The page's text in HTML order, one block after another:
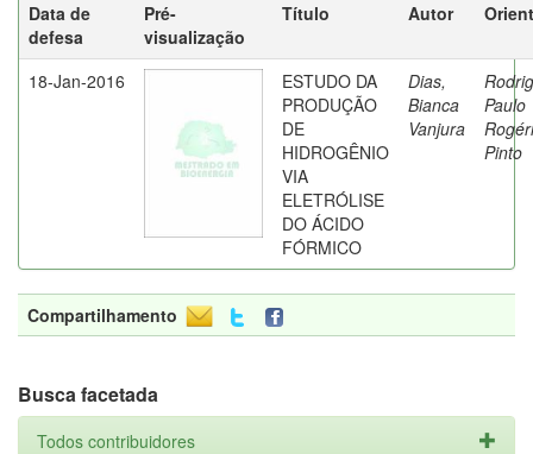
Data de
defesa
Pré-
visualização
Título Autor
18-Jan-2016
ESTUDO DA
PRODUÇÃO
DE
HIDROGÊNIO
VIA
ELETRÓLISE
DO ÁCIDO
FÓRMICO
Dias,
Bianca
Vanjura
Paulo
Pinto
Compartilhamento
Busca facetada
Todos contribuidores